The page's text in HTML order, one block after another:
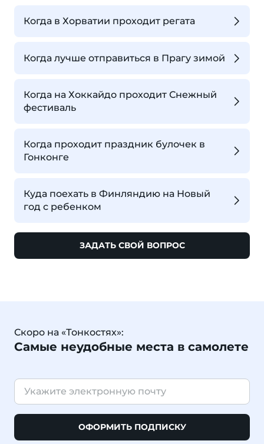
Когда в Хорватии проходит регата
Когда лучше отправиться в Прагу зимой
Когда на Хоккайдо проходит Снежный
фестиваль
Когда проходит праздник булочек в
Гонконге
Куда поехать в Финляндию на Новый
год с ребенком
ЗАДАТЬ СВОЙ ВОПРОС
Скоро на «Тонкостях»:
Самые неудобные места в самолете
ОФОРМИТЬ ПОДПИСКУ